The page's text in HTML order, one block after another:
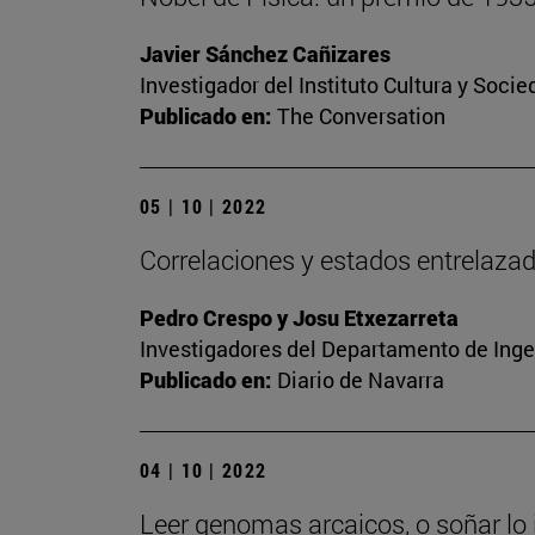
Javier Sánchez Cañizares
Investigador del Instituto Cultura y
Publicado en: The Conversation
05 | 10 | 2022
Correlaciones y estados
Pedro Crespo y Josu Etxezarreta
Investigadores del Departamento de
Publicado en: Diario de Navarra
04 | 10 | 2022
Leer genomas arcaicos, o soñar